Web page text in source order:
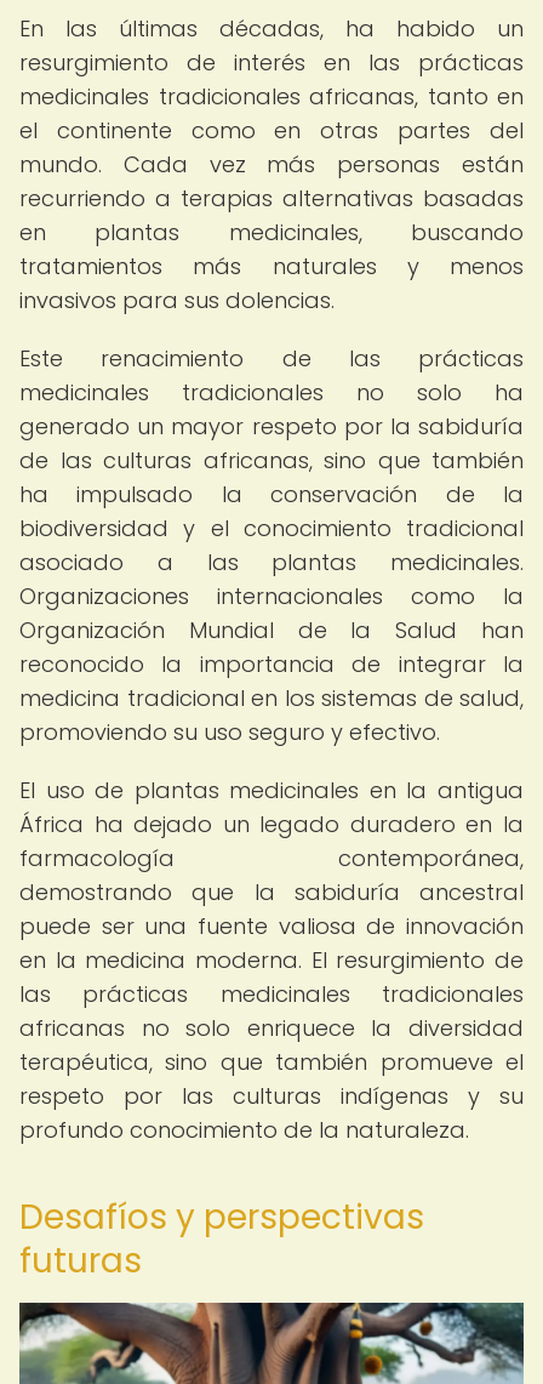
En las últimas décadas, ha habido un
resurgimiento de interés en las prácticas
medicinales tradicionales africanas, tanto en
el continente como en otras partes del
mundo. Cada vez más personas están
recurriendo a terapias alternativas basadas
en plantas medicinales, buscando
tratamientos más naturales y menos
invasivos para sus dolencias.
Este renacimiento de las prácticas
medicinales tradicionales no solo ha
generado un mayor respeto por la sabiduría
de las culturas africanas, sino que también
ha impulsado la conservación de la
biodiversidad y el conocimiento tradicional
asociado a las plantas medicinales.
Organizaciones internacionales como la
Organización Mundial de la Salud han
reconocido la importancia de integrar la
medicina tradicional en los sistemas de salud,
promoviendo su uso seguro y efectivo.
El uso de plantas medicinales en la antigua
África ha dejado un legado duradero en la
farmacología contemporánea,
demostrando que la sabiduría ancestral
puede ser una fuente valiosa de innovación
en la medicina moderna. El resurgimiento de
las prácticas medicinales tradicionales
africanas no solo enriquece la diversidad
terapéutica, sino que también promueve el
respeto por las culturas indígenas y su
profundo conocimiento de la naturaleza.
Desafíos y perspectivas
futuras